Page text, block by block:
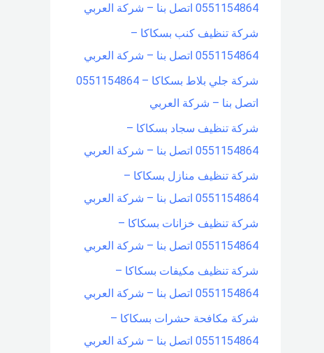
0551154864 اتصل بنا – شركة العربي
شركة تنظيف كنب بسكاكا –
0551154864 اتصل بنا – شركة العربي
شركة جلي بلاط بسكاكا – 0551154864
اتصل بنا – شركة العربي
شركة تنظيف سجاد بسكاكا –
0551154864 اتصل بنا – شركة العربي
شركة تنظيف منازل بسكاكا –
0551154864 اتصل بنا – شركة العربي
شركة تنظيف خزانات بسكاكا –
0551154864 اتصل بنا – شركة العربي
شركة تنظيف مكيفات بسكاكا –
0551154864 اتصل بنا – شركة العربي
شركة مكافحة حشرات بسكاكا –
0551154864 اتصل بنا – شركة العربي